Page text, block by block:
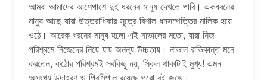
আমরা আমাদের আশেপাশে দুই ধরনের মানুষ দেখতে পারি। একধরনের
মানুষ আছে যারা উত্তরাধিকার সূত্রে বিশাল ধনসম্পত্তির মালিক হয়ে
ওঠে। আরেক ধরনের মানুষ হলো এই নাভালের মতো, যারা নিজ
পরিশ্রমে নিজেদের নিয়ে যায় অনন্য উচ্চতায়। নাভাল রাভিকান্ত মনে
করতেন, কঠোর পরিশ্রমই সবকিছু নয়, স্কিল থাকাটাই মুখ্য! এমন
অসংখ্য উদাহরণ ও প্রিন্সিপাল রয়েছে পুরো বই জুড়ে।